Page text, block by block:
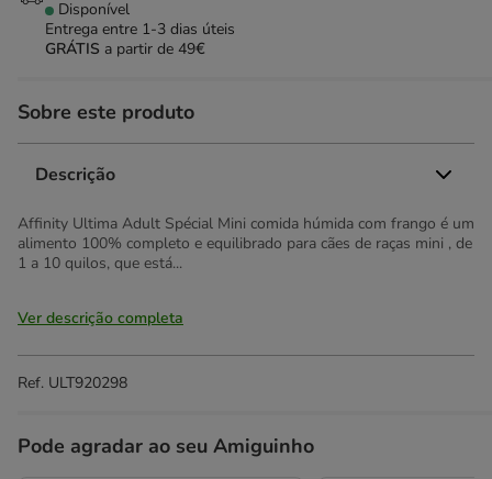
Disponível
Entrega entre 1-3 dias úteis
GRÁTIS a partir de 49€
Sobre este produto
Descrição
Affinity Ultima Adult Spécial Mini comida húmida com frango é um
alimento 100% completo e equilibrado para cães de raças mini , de
1 a 10 quilos, que está...
Ver descrição completa
Ref. ULT920298
Pode agradar ao seu Amiguinho